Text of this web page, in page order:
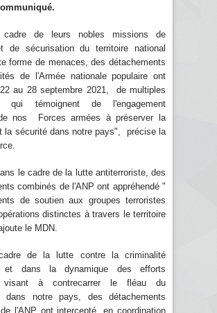
de leurs nobles missions de
de sécurisation du territoire national
forme de menaces, des détachements
de l'Armée nationale populaire ont
au 28 septembre 2021, de multiples
qui témoignent de l'engagement
nos Forces armées à préserver la
la sécurité dans notre pays", précise la
le cadre de la lutte antiterroriste, des
combinés de l'ANP ont appréhendé "
de soutien aux groupes terroristes
distinctes à travers le territoire
le MDN.
de la lutte contre la criminalité
et dans la dynamique des efforts
visant à contrecarrer le fléau du
dans notre pays, des détachements
l'ANP ont intercepté, en coordination